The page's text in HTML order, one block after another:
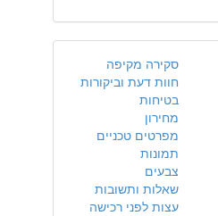
סקירה מקיפה
חוות דעת וביקורות
בטיחות
מחירון
מפרטים טכניים
תמונות
צבעים
שאלות ותשובות
עצות לפני רכישה